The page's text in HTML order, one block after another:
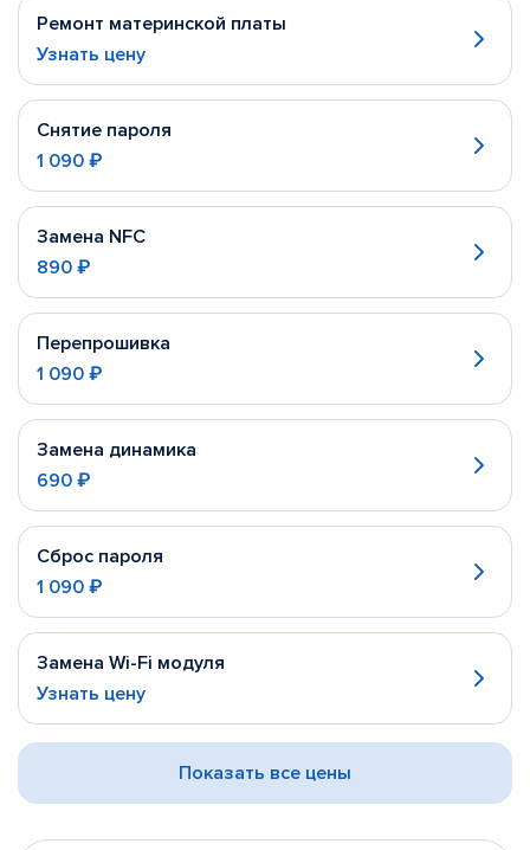
Ремонт материнской платы
Узнать цену
Снятие пароля
1 090 ₽
Замена NFC
890 ₽
Перепрошивка
1 090 ₽
Замена динамика
690 ₽
Сброс пароля
1 090 ₽
Замена Wi-Fi модуля
Узнать цену
Показать все цены